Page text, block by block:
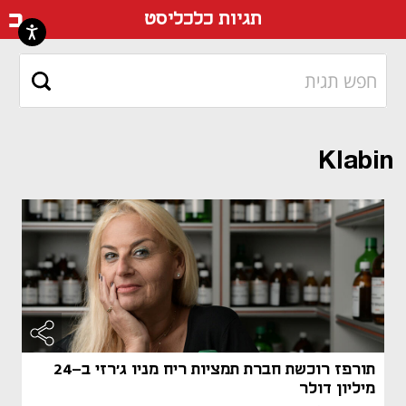
תגיות כלכליסט
Klabin
תורפז רוכשת חברת תמציות ריח מניו ג'רזי ב-24
מיליון דולר